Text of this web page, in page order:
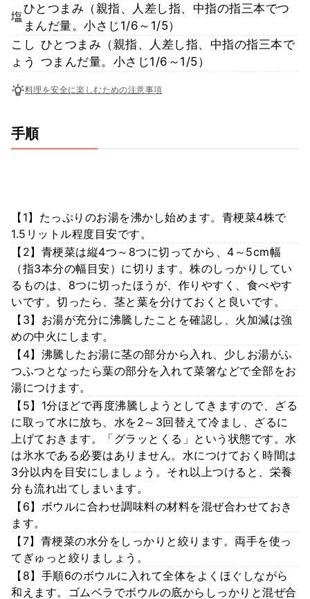
塩
ひとつまみ（親指、人差し指、中指の指三本でつ
まんだ量。小さじ1/6～1/5）
こし
ょう
ひとつまみ（親指、人差し指、中指の指三本で
つまんだ量。小さじ1/6～1/5）
料理を安全に楽しむための注意事項
手順
【1】たっぷりのお湯を沸かし始めます。青梗菜4株で
1.5リットル程度目安です。
【2】青梗菜は縦4つ～8つに切ってから、4～5cm幅
（指3本分の幅目安）に切ります。株のしっかりしてい
るものは、8つに切ったほうが、作りやすく、食べやす
いです。切ったら、茎と葉を分けておくと良いです。
【3】お湯が充分に沸騰したことを確認し、火加減は強
めの中火にします。
【4】沸騰したお湯に茎の部分から入れ、少しお湯がふ
つふつとなったら葉の部分を入れて菜箸などで全部をお
湯につけます。
【5】1分ほどで再度沸騰しようとしてきますので、ざる
に取って水に放ち、水を2～3回替えて冷まし、ざるに
上げておきます。「グラッとくる」という状態です。水
は氷水である必要はありません。水につけておく時間は
3分以内を目安にしましょう。それ以上つけると、栄養
分も流れ出てしまいます。
【6】ボウルに合わせ調味料の材料を混ぜ合わせておき
ます。
【7】青梗菜の水分をしっかりと絞ります。両手を使っ
てぎゅっと絞りましょう。
【8】手順6のボウルに入れて全体をよくほぐしながら
和えます。ゴムベラでボウルの底からしっかりと混ぜ合